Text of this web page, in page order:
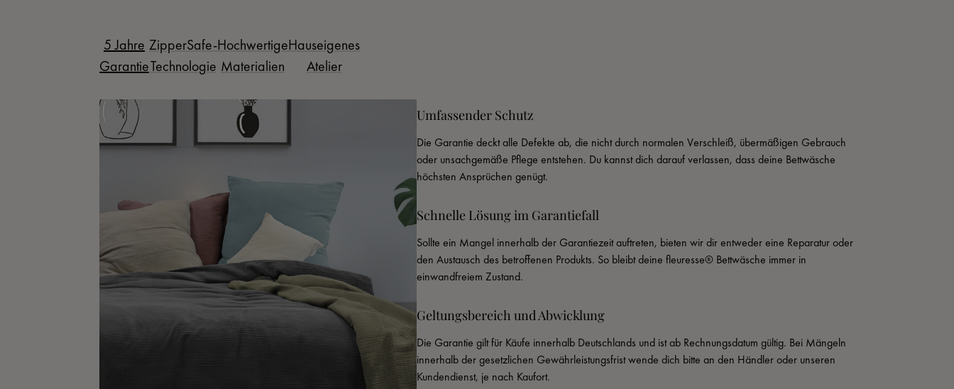
5 Jahre
Garantie
ZipperSafe-
Technologie
Hochwertige
Materialien
Hauseigenes
Atelier
Umfassender Schutz
Die Garantie deckt alle Defekte ab, die nicht durch normalen Verschleiß, übermäßigen Gebrauch
oder unsachgemäße Pflege entstehen. Du kannst dich darauf verlassen, dass deine Bettwäsche
höchsten Ansprüchen genügt.
Schnelle Lösung im Garantiefall
Sollte ein Mangel innerhalb der Garantiezeit auftreten, bieten wir dir entweder eine Reparatur oder
den Austausch des betroffenen Produkts. So bleibt deine fleuresse® Bettwäsche immer in
einwandfreiem Zustand.
Geltungsbereich und Abwicklung
Die Garantie gilt für Käufe innerhalb Deutschlands und ist ab Rechnungsdatum gültig. Bei Mängeln
innerhalb der gesetzlichen Gewährleistungsfrist wende dich bitte an den Händler oder unseren
Kundendienst, je nach Kaufort.